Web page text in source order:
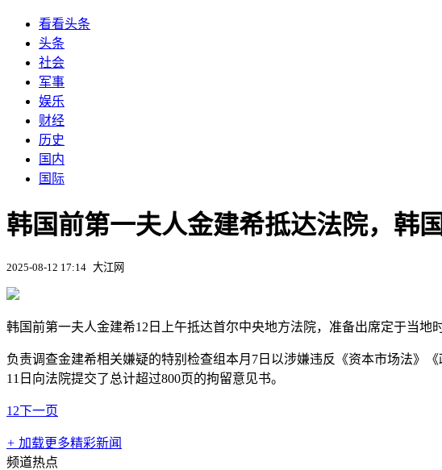
看看头条
头条
社会
军事
娱乐
财经
历史
国内
国际
韩国前第一夫人金建希抵达法院，韩
2025-08-12 17:14 大江网
韩国前第一夫人金建希12日上午抵达首尔中央地方法院，准备出席定于当地
负责调查金建希相关嫌疑的特别检查组本月7日以涉嫌违反《资本市场法》
11日向法院提交了总计超过800页的拘留意见书。
1 2下一页
+ 加载更多精彩新闻
频道热点